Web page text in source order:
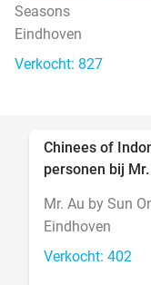
Seasons
Eindhoven
Verkocht: 827
Chinees of
personen bij
Mr. Au by Sun
Eindhoven
Verkocht: 402